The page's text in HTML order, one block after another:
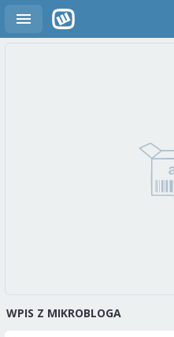
WPIS Z MIKROBLOGA